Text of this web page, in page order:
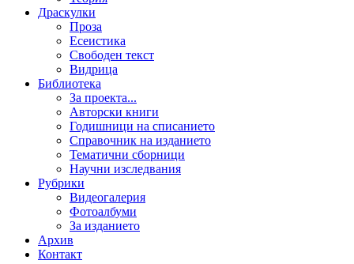
Драскулки
Проза
Есеистика
Свободен текст
Видрица
Библиотека
За проекта...
Авторски книги
Годишници на списанието
Справочник на изданието
Тематични сборници
Научни изследвания
Рубрики
Видеогалерия
Фотоалбуми
За изданието
Архив
Контакт